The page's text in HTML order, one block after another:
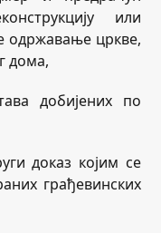
или
одржавање цркве,
дома,
добијених по
доказ којим се
грађевинских